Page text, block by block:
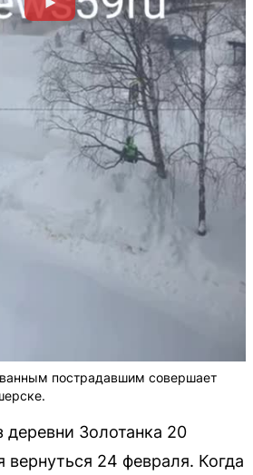
пострадавшим совершает
деревни Золотанка 20
вернуться 24 февраля. Когда